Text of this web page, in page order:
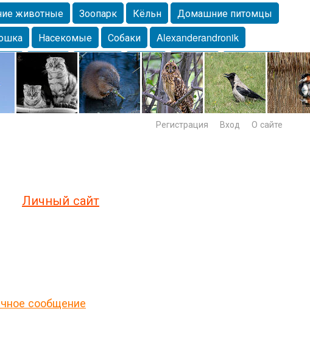
животные Зоопарк Кёльн
Домашние питомцы
Насекомые Собаки
Alexanderandronik
Морда Собачка Осень Портрет
Домашние
Коты Lebert Дикие птицы Утка Самара
Лебеди
Регистрация Вход О сайте
Личный сайт
сообщение